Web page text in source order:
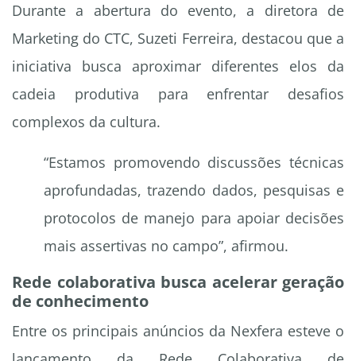
Durante a abertura do evento, a diretora de
Marketing do CTC, Suzeti Ferreira, destacou que a
iniciativa busca aproximar diferentes elos da
cadeia produtiva para enfrentar desafios
complexos da cultura.
“Estamos promovendo discussões técnicas
aprofundadas, trazendo dados, pesquisas e
protocolos de manejo para apoiar decisões
mais assertivas no campo”, afirmou.
Rede colaborativa busca acelerar geração
de conhecimento
Entre os principais anúncios da Nexfera esteve o